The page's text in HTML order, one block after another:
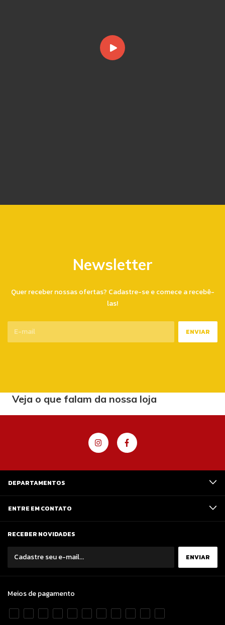
Newsletter
Quer receber nossas ofertas? Cadastre-se e comece a recebê-
las!
Veja o que falam da nossa loja
DEPARTAMENTOS
ENTRE EM CONTATO
RECEBER NOVIDADES
Meios de pagamento